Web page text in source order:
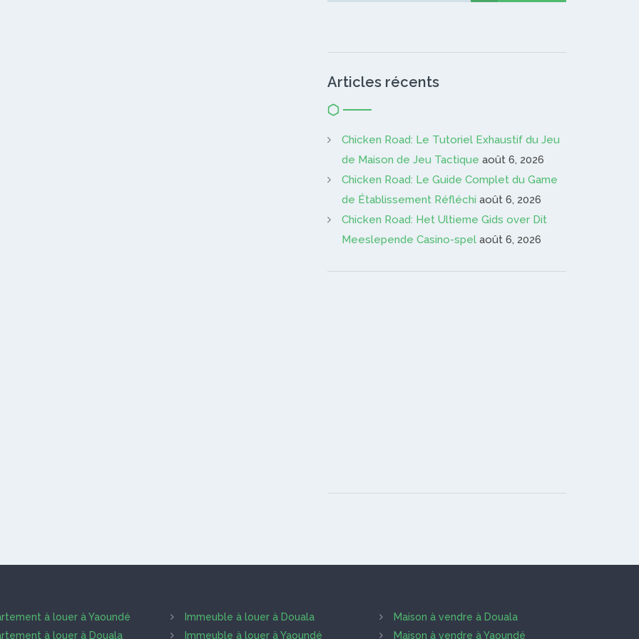
Articles récents
Chicken Road: Le Tutoriel Exhaustif du Jeu
de Maison de Jeu Tactique août 6, 2026
Chicken Road: Le Guide Complet du Game
de Établissement Réfléchi août 6, 2026
Chicken Road: Het Ultieme Gids over Dit
Meeslepende Casino-spel août 6, 2026
à louer à Yaoundé
à louer à Douala
Immeuble à louer à Douala
Immeuble à louer à Yaoundé
Maison à vendre à Douala
Maison à vendre à Yaoundé